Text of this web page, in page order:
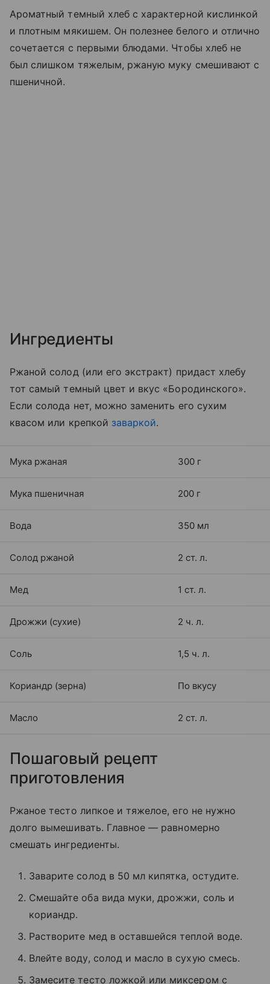
Ароматный темный хлеб с характерной кислинкой
и плотным мякишем. Он полезнее белого и отлично
сочетается с первыми блюдами. Чтобы хлеб не
был слишком тяжелым, ржаную муку смешивают с
пшеничной.
Ингредиенты
Ржаной солод (или его экстракт) придаст хлебу
тот самый темный цвет и вкус «Бородинского».
Если солода нет, можно заменить его сухим
квасом или крепкой заваркой.
Мука ржаная 300 г
Мука пшеничная 200 г
Вода 350 мл
Солод ржаной 2 ст. л.
Мед 1 ст. л.
Дрожжи (сухие) 2 ч. л.
Соль 1,5 ч. л.
Кориандр (зерна) По вкусу
Масло 2 ст. л.
Пошаговый рецепт
приготовления
Ржаное тесто липкое и тяжелое, его не нужно
долго вымешивать. Главное — равномерно
смешать ингредиенты.
Заварите солод в 50 мл кипятка, остудите.
Смешайте оба вида муки, дрожжи, соль и
кориандр.
Растворите мед в оставшейся теплой воде.
Влейте воду, солод и масло в сухую смесь.
Замесите тесто ложкой или миксером с